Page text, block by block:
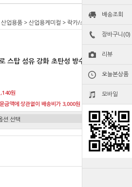
배송조회
장바구니(0)
리뷰
오늘본상품
모바일
산업용품 >산업용케미컬 > 락카/스프레이류
스탑 섬유 강화 초탄성 방수 코팅제 1L
원
금액에 상관없이 배송비가 3,000원 청구됩니다.원
총 상품 금액